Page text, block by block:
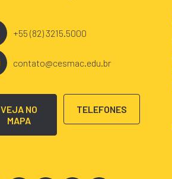
+55 (82) 3215.5000
contato@cesmac.edu.br
VEJA NO
MAPA
TELEFONES